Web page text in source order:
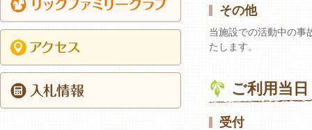
その他
当施設での活動中の事
たします。
ご利用当日
受付